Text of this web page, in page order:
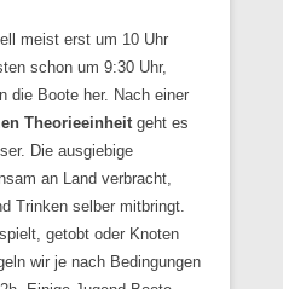
meist erst um 10 Uhr
schon um 9:30 Uhr,
die Boote her. Nach einer
Theorieeinheit geht es
Die ausgiebige
an Land verbracht,
Trinken selber mitbringt.
getobt oder Knoten
wir je nach Bedingungen